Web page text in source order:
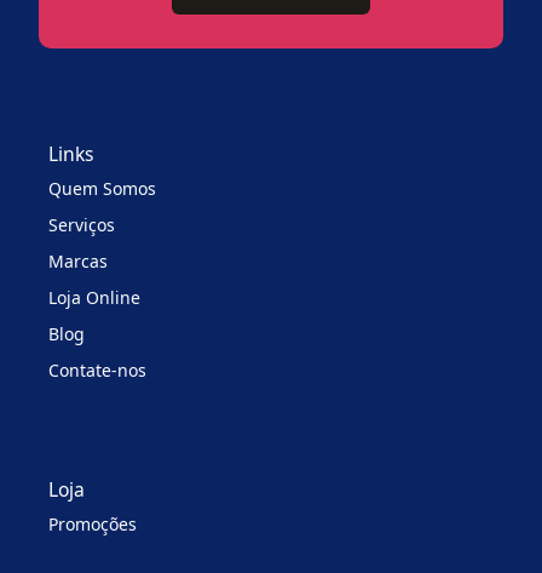
Links
Quem Somos
Serviços
Marcas
Loja Online
Blog
Contate-nos
Loja
Promoções